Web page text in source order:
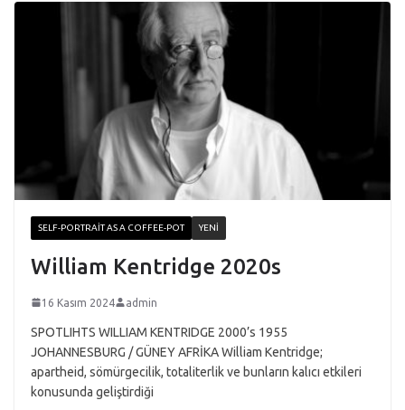
SELF-PORTRAIT AS A COFFEE-POT YENI
William Kentridge 2020s
16 Kasım 2024 admin
SPOTLIHTS WILLIAM KENTRIDGE 2000’s 1955
JOHANNESBURG / GÜNEY AFRİKA William Kentridge;
apartheid, sömürgecilik, totaliterlik ve bunların kalıcı etkileri
konusunda geliştirdiği